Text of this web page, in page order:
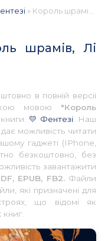
» Король шрамів, Лі Бардуго 📚 - Українською
шрамів, Лі
в повній версії
мовою "Король
книги:💛 Фентезі . Наш
можливість читати
гаджеті (IPhone,
безкоштовно, без
завантажити
EPUB, FB2.Файли
які призначені для
що відомі як